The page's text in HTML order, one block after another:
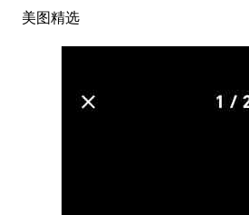
美图精选